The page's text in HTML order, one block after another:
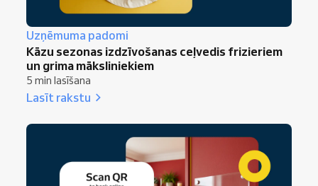
Uzņēmuma padomi
Kāzu sezonas izdzīvošanas ceļvedis frizieriem
un grima māksliniekiem
5 min lasīšana
Lasīt rakstu